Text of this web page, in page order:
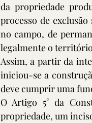
da propriedade
processo de
no campo, de
legalmente o
Assim, a partir da
iniciou-se a
deve cumprir uma
O Artigo 5° da
propriedade, um